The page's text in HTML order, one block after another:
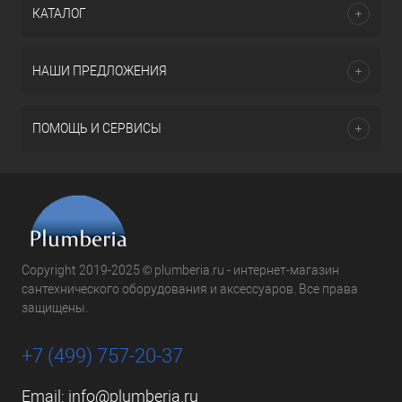
КАТАЛОГ
НАШИ ПРЕДЛОЖЕНИЯ
ПОМОЩЬ И СЕРВИСЫ
Copyright 2019-2025 © plumberia.ru - интернет-магазин
сантехнического оборудования и аксессуаров. Все права
защищены.
+7 (499) 757-20-37
Email: info@plumberia.ru